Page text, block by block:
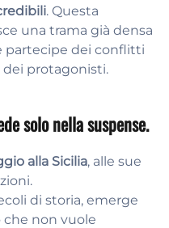
. Questa
una trama già densa
partecipe dei conflitti
dei protagonisti.
solo nella suspense.
alla Sicilia, alle sue
di storia, emerge
non vuole